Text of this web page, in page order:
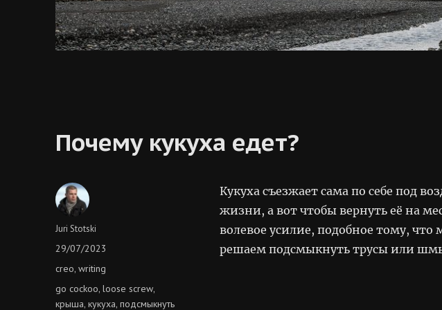
Почему кукуха едет?
Кукуха съезжает сама по себе под
жизни, а вот чтобы вернуть её на
волевое усилие, подобное тому,
решаем подсмыкнуть трусы или
Author
Juri Stotski
Posted
29/07/2023
Categories
creo,writing
Tags
go cockoo,loose screw,
крыша,кукуха,подсмыкнуть